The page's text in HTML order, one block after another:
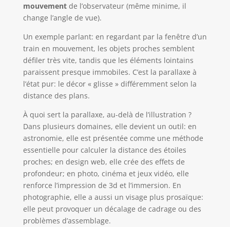
mouvementde l’observateur (même minime, il
change l’angle de vue).
Un exemple parlant: en regardant par la fenêtre d’un
train en mouvement, les objets proches semblent
défiler très vite, tandis que les éléments lointains
paraissent presque immobiles. C’est la parallaxe à
l’état pur: le décor « glisse » différemment selon la
distance des plans.
À quoi sert la parallaxe, au-delà de l’illustration ?
Dans plusieurs domaines, elle devient un outil: en
astronomie, elle est présentée comme une méthode
essentielle pour calculer la distance des étoiles
proches; en design web, elle crée des effets de
profondeur; en photo, cinéma et jeux vidéo, elle
renforce l’impression de 3d et l’immersion. En
photographie, elle a aussi un visage plus prosaïque:
elle peut provoquer un décalage de cadrage ou des
problèmes d’assemblage.